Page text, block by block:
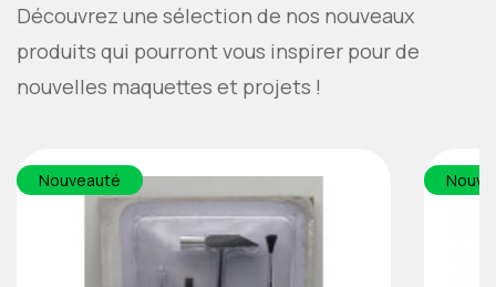
Découvrez une sélection de nos nouveaux
produits qui pourront vous inspirer pour de
nouvelles maquettes et projets !
Nouveauté